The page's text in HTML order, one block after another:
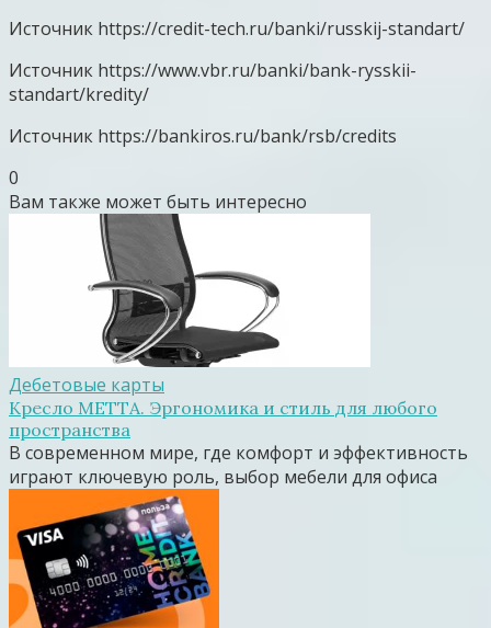
Источник https://credit-tech.ru/banki/russkij-standart/
Источник https://www.vbr.ru/banki/bank-rysskii-
standart/kredity/
Источник https://bankiros.ru/bank/rsb/credits
0
Вам также может быть интересно
Дебетовые карты
Кресло МЕТТА. Эргономика и стиль для любого
пространства
В современном мире, где комфорт и эффективность
играют ключевую роль, выбор мебели для офиса